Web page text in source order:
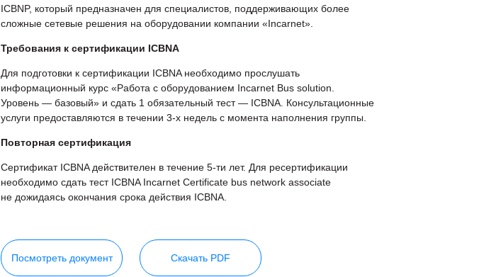
ICBNP, который предназначен для специалистов, поддерживающих более
сложные сетевые решения на оборудовании компании «Incarnet».
Требования к сертификации ICBNA
Для подготовки к сертификации ICBNA необходимо прослушать
информационный курс «Работа с оборудованием Incarnet Bus solution.
Уровень — базовый» и сдать 1 обязательный тест — ICBNA. Консультационные
услуги предоставляются в течении 3-х недель с момента наполнения группы.
Повторная сертификация
Сертификат ICBNA действителен в течение 5-ти лет. Для ресертификации
необходимо сдать тест ICBNA Incarnet Certificate bus network associate
не дожидаясь окончания срока действия ICBNA.
Посмотреть документ Скачать PDF